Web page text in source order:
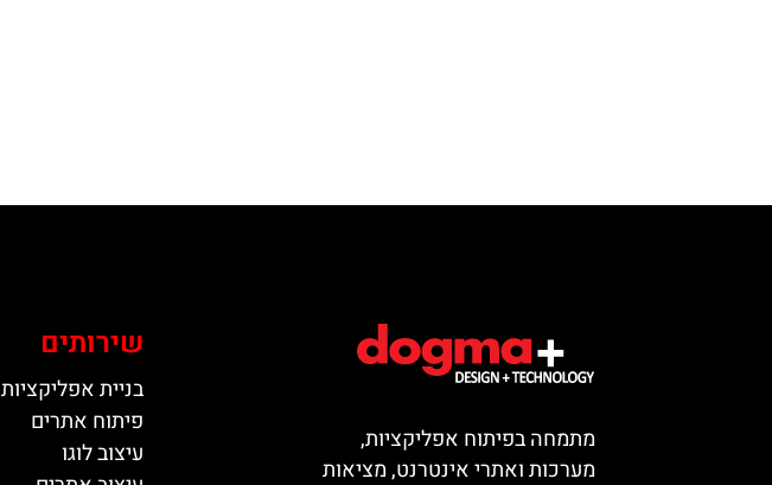
מתמחה בפיתוח אפליקציות,
מערכות ואתרי אינטרנט, מציאות
שירותים
בניית אפליקציות
פיתוח אתרים
עיצוב לוגו